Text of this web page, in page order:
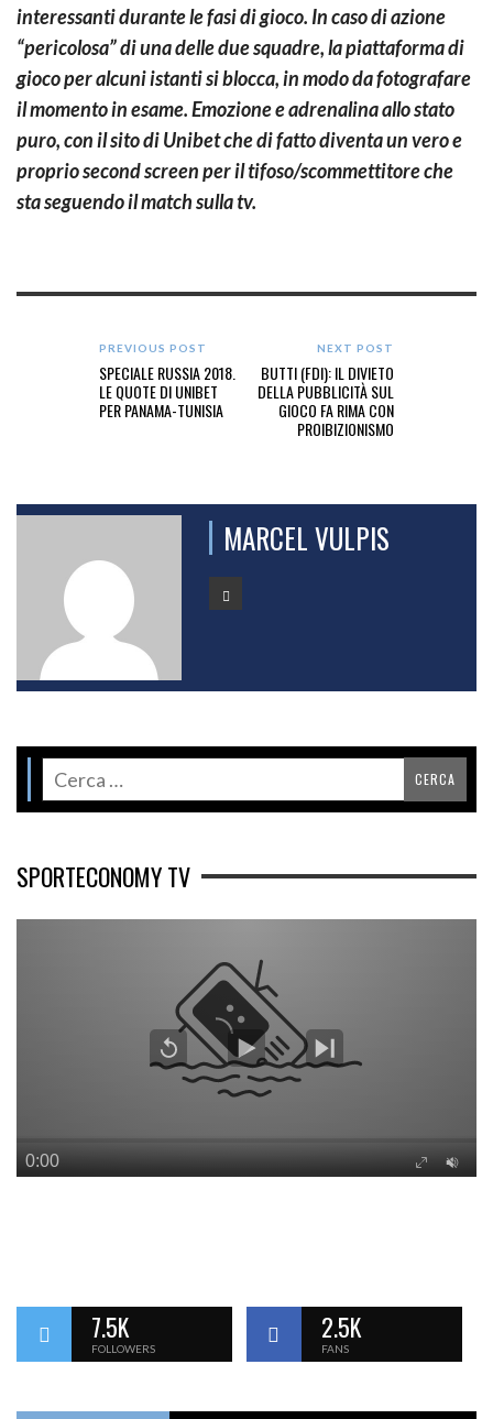
interessanti durante le fasi di gioco. In caso di azione
“pericolosa” di una delle due squadre, la piattaforma di
gioco per alcuni istanti si blocca, in modo da fotografare
il momento in esame. Emozione e adrenalina allo stato
puro, con il sito di Unibet che di fatto diventa un vero e
proprio second screen per il tifoso/scommettitore che
sta seguendo il match sulla tv.
PREVIOUS POST
SPECIALE RUSSIA 2018.
LE QUOTE DI UNIBET
PER PANAMA-TUNISIA
NEXT POST
BUTTI (FDI): IL DIVIETO
DELLA PUBBLICITÀ SUL
GIOCO FA RIMA CON
PROIBIZIONISMO
MARCEL VULPIS
SPORTECONOMY TV
7.5K
FOLLOWERS
2.5K
FANS